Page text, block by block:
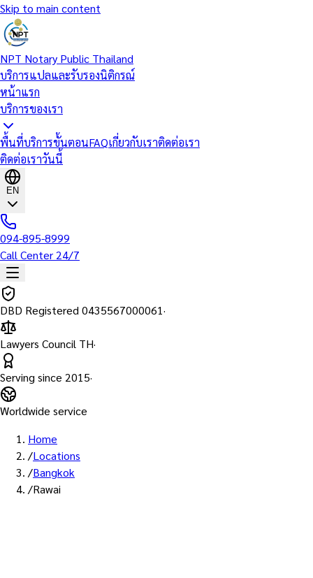
Skip to main content
NPT Notary Public Thailand
บริการแปลและรับรองนิติกรณ์
หน้าแรก
บริการของเรา
พื้นที่บริการขั้นตอนFAQเกี่ยวกับเราติดต่อเรา
ติดต่อเราวันนี้
EN
094-895-8999
Call Center 24/7
DBD Registered 0435567000061·
Lawyers Council TH·
Serving since 2015·
Worldwide service
Home
/Locations
/Bangkok
/Rawai